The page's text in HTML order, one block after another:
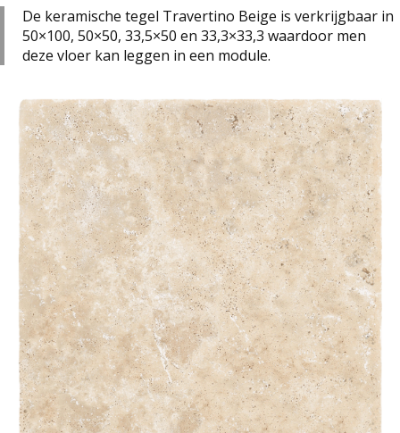
De keramische tegel Travertino Beige is verkrijgbaar in
50×100, 50×50, 33,5×50 en 33,3×33,3 waardoor men
deze vloer kan leggen in een module.